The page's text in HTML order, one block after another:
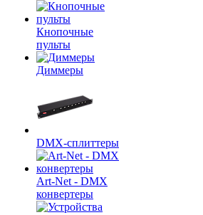
Кнопочные
пульты
Диммеры
DMX-сплиттеры
Art-Net - DMX
конвертеры